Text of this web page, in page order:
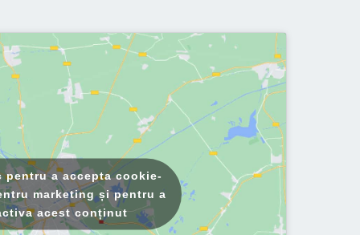
pentru a accepta cookie-
marketing și pentru a
acest conținut